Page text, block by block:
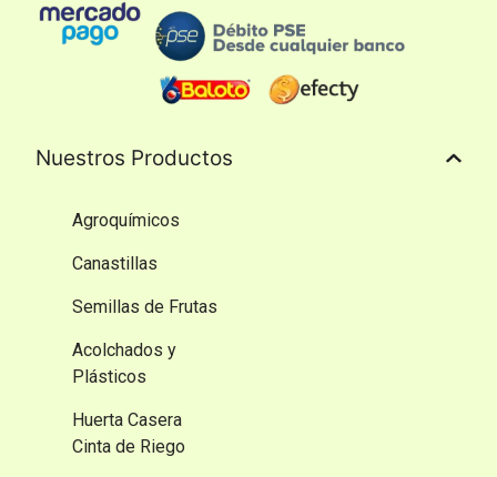
Nuestros Productos
Agroquímicos
Canastillas
Semillas de Frutas
Acolchados y
Plásticos
Huerta Casera
Cinta de Riego